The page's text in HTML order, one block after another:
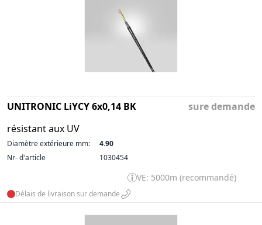
UNITRONIC LiYCY 6x0,14 BK
résistant aux UV
sure demande
Diamètre extérieure mm:
4.90
Nr- d'article
1030454
VE: 5000m (recommandé)
Délais de livraison sur demande